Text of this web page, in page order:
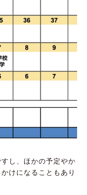
し、ほかの予定やか
けになることもあり